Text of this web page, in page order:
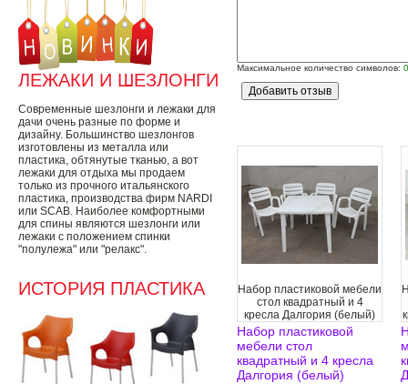
ЛЕЖАКИ И ШЕЗЛОНГИ
Современные шезлонги и лежаки для
дачи очень разные по форме и
дизайну. Большинство шезлонгов
изготовлены из металла или
пластика, обтянутые тканью, а вот
лежаки для отдыха мы продаем
только из прочного итальянского
пластика, производства фирм NARDI
или SCAB. Наиболее комфортными
для спины являются шезлонги или
лежаки с положением спинки
"полулежа" или "релакс".
ИСТОРИЯ ПЛАСТИКА
Максимальное количество символов: 0
Набор пластиковой мебели
стол квадратный и 4
кресла Далгория (белый)
Набор пластиковой
мебели стол
квадратный и 4 кресла
Далгория (белый)